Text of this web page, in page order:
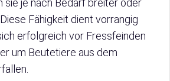
sie je nach Bedarf breiter oder
Fähigkeit dient vorrangig
erfolgreich vor Fressfeinden
um Beutetiere aus dem